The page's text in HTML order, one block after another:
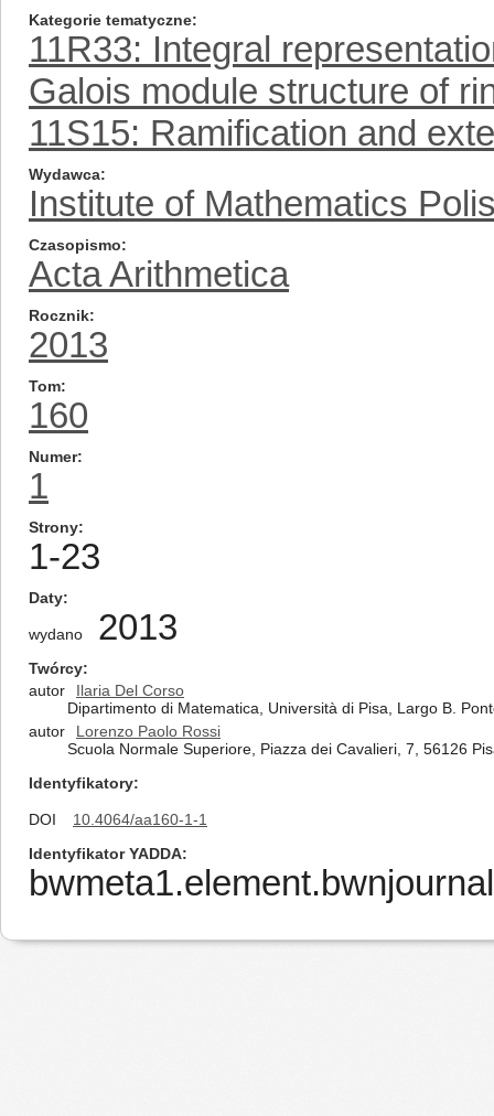
Kategorie tematyczne
11R33: Integral
Galois module structure of
11S15: Ramification and
Wydawca
Institute of Mathematics
Czasopismo
Acta Arithmetica
Rocznik
2013
Tom
160
Numer
1
Strony
1-23
Daty
wydano 2013
Twórcy
autor
Ilaria Del Corso
Dipartimento di Matematica, Università di Pisa, Largo B.
autor
Lorenzo Paolo Rossi
Scuola Normale Superiore, Piazza dei Cavalieri, 7, 56126
Identyfikatory
DOI
10.4064/aa160-1-1
Identyfikator YADDA